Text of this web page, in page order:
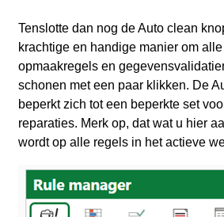
Tenslotte dan nog de Auto clean
krachtige en handige manier om
opmaakregels en
schonen met een paar klikken. De
beperkt zich tot een beperkte set
reparaties. Merk op, dat wat u hier
wordt op alle regels in het actieve